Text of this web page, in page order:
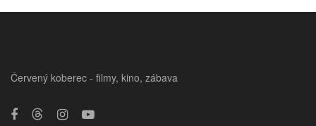
Červený koberec - filmy, kino, zábava